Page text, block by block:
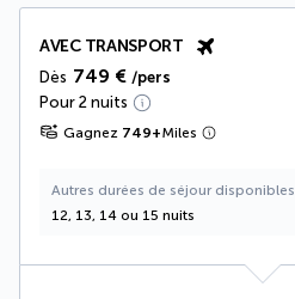
AVEC TRANSPORT
Dès 749 € /pers
Pour 2 nuits
Gagnez 749+Miles
Autres durées de séjour disponibles
12, 13, 14 ou 15 nuits